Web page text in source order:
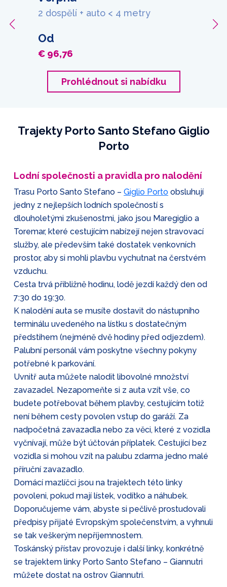
2 dospělí + auto < 4 metry
Od
€ 96,76
Prohlédnout si nabídku
Trajekty Porto Santo Stefano Giglio
Porto
Lodní společnosti a pravidla pro nalodění
Trasu Porto Santo Stefano –⁠ Giglio Porto obsluhují
jedny z nejlepších lodních společností s
dlouholetými zkušenostmi, jako jsou Maregiglio a
Toremar, které cestujícím nabízejí nejen stravovací
služby, ale především také dostatek venkovních
prostor, aby si mohli plavbu vychutnat na čerstvém
vzduchu.
Cesta trvá přibližně hodinu, lodě jezdí každý den od
7:30 do 19:30.
K nalodění auta se musíte dostavit do nástupního
terminálu uvedeného na lístku s dostatečným
předstihem (nejméně dvě hodiny před odjezdem).
Palubní personál vám poskytne všechny pokyny
potřebné k parkování.
Uvnitř auta můžete nalodit libovolné množství
zavazadel. Nezapomeňte si z auta vzít vše, co
budete potřebovat během plavby, cestujícím totiž
není během cesty povolen vstup do garáží. Za
nadpočetná zavazadla nebo za věci, které z vozidla
vyčnívají, může být účtován příplatek. Cestující bez
vozidla si mohou vzít na palubu zdarma jedno malé
příruční zavazadlo.
Domácí mazlíčci jsou na trajektech této linky
povoleni, pokud mají lístek, vodítko a náhubek.
Doporučujeme vám, abyste si pečlivě prostudovali
předpisy přijaté Evropským společenstvím, a vyhnuli
se tak veškerým nepříjemnostem.
Toskánský přístav provozuje i další linky, konkrétně
se trajektem linky Porto Santo Stefano –⁠ Giannutri
můžete dostat na ostrov Giannutri.